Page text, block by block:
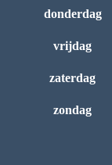
donderdag
vrijdag
zaterdag
zondag